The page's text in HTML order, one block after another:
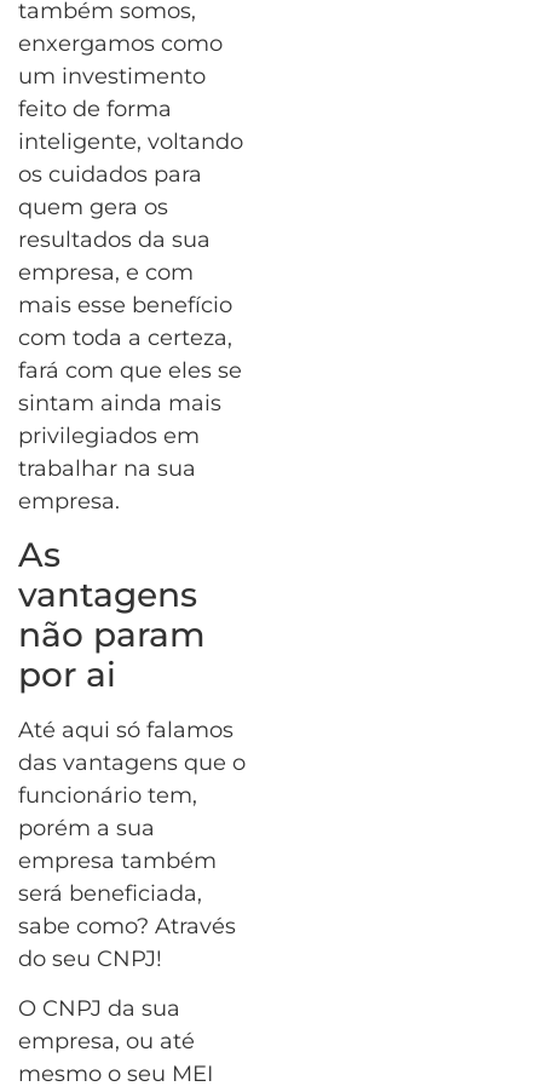
também somos,
enxergamos como
um investimento
feito de forma
inteligente, voltando
os cuidados para
quem gera os
resultados da sua
empresa, e com
mais esse benefício
com toda a certeza,
fará com que eles se
sintam ainda mais
privilegiados em
trabalhar na sua
empresa.
As
vantagens
não param
por ai
Até aqui só falamos
das vantagens que o
funcionário tem,
porém a sua
empresa também
será beneficiada,
sabe como? Através
do seu CNPJ!
O CNPJ da sua
empresa, ou até
mesmo o seu MEI